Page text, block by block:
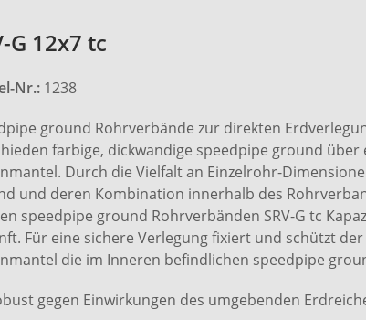
G 12x7 tc
Nr.: 1238
ground Rohrverbände zur direkten
farbige, dickwandige speedpipe ground über
Durch die Vielfalt an Einzelrohr-
und deren Kombination innerhalb des
speedpipe ground Rohrverbänden SRV-G tc
Für eine sichere Verlegung fixiert und schützt
die im Inneren befindlichen speedpipe
gegen Einwirkungen des umgebenden